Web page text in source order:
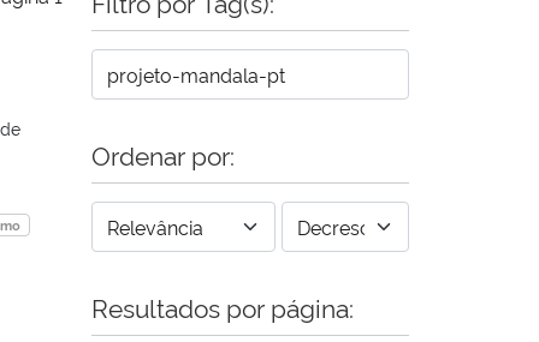
Ordenar por:
Resultados por página: